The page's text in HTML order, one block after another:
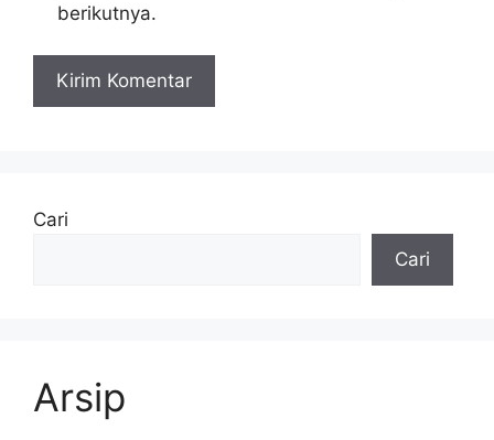
berikutnya.
Cari
Cari
Arsip